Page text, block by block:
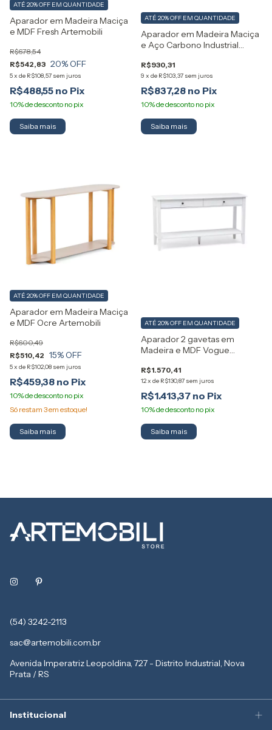
Aparador em Madeira Maciça
e MDF Fresh Artemobili
R$542,83
R$678,54
20% OFF
5x de R$108,57 sem juros
ATÉ 20% OFF EM QUANTIDADE
R$488,55
Saiba mais
Aparador em Madeira Maciça
e Aço Carbono Industrial
R$930,31
9 x de R$103,37 sem juros
ATÉ 20% OFF EM QUANTIDADE
R$837,28
Saiba mais
Aparador em Madeira Maciça
e MDF Ocre Artemobili
R$510,42
R$600,49
15% OFF
5x de R$102,08 sem juros
ATÉ 20% OFF EM QUANTIDADE
R$459,38
Só restam 3em estoque!
Aparador 2 gavetas em
Madeira e MDF Vogue
R$1.570,41
12x de R$130,87 sem juros
ATÉ 20% OFF EM QUANTIDADE
R$1.413,37
(54) 3242-2113
sac@artemobili.com.br
Avenida Imperatriz Leopoldina, 727 - Distrito Industrial, Nova
Prata / RS
Institucional